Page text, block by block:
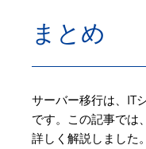
まとめ
サーバー移行は、IT
です。この記事では
詳しく解説しました